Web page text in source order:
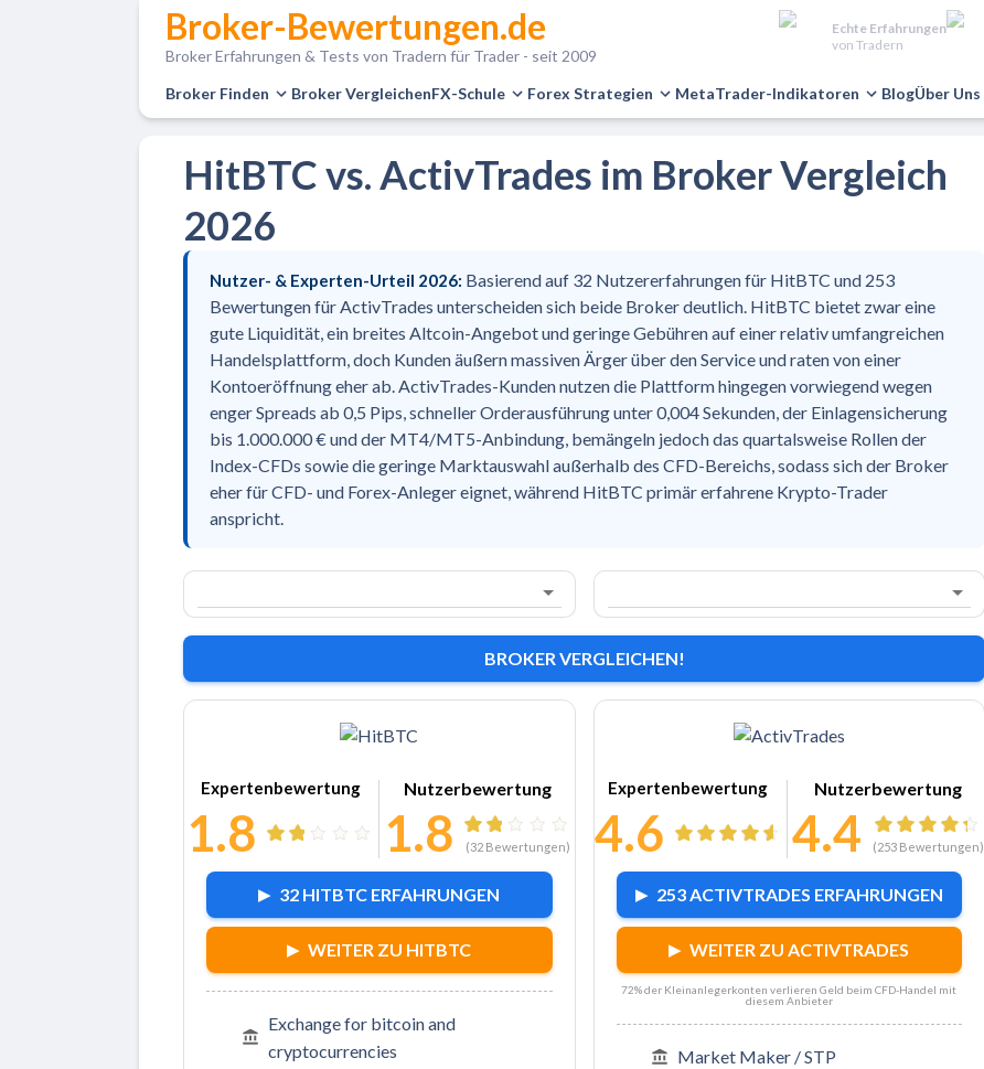
Broker-Bewertungen.de
Broker Erfahrungen & Tests von Tradern für Trader - seit 2009
Echte Erfahrungen
von Tradern
Broker Finden Broker VergleichenFX-Schule Forex Strategien MetaTrader-Indikatoren BlogÜber Uns
HitBTC vs. ActivTrades im Broker Vergleich
2026
Nutzer- & Experten-Urteil 2026: Basierend auf 32 Nutzererfahrungen für HitBTC und 253
Bewertungen für ActivTrades unterscheiden sich beide Broker deutlich. HitBTC bietet zwar eine
gute Liquidität, ein breites Altcoin-Angebot und geringe Gebühren auf einer relativ umfangreichen
Handelsplattform, doch Kunden äußern massiven Ärger über den Service und raten von einer
Kontoeröffnung eher ab. ActivTrades-Kunden nutzen die Plattform hingegen vorwiegend wegen
enger Spreads ab 0,5 Pips, schneller Orderausführung unter 0,004 Sekunden, der Einlagensicherung
bis 1.000.000 € und der MT4/MT5-Anbindung, bemängeln jedoch das quartalsweise Rollen der
Index-CFDs sowie die geringe Marktauswahl außerhalb des CFD-Bereichs, sodass sich der Broker
eher für CFD- und Forex-Anleger eignet, während HitBTC primär erfahrene Krypto-Trader
anspricht.
BROKER VERGLEICHEN!
Expertenbewertung
1.8
Nutzerbewertung
1.8 (32 Bewertungen)
32 HITBTC ERFAHRUNGEN
WEITER ZU HITBTC
Exchange for bitcoin and
cryptocurrencies
Zu ActivTrades
Expertenbewertung
4.6
Nutzerbewertung
4.4 (253Bewertungen)
253 ACTIVTRADES ERFAHRUNGEN
WEITER ZU ACTIVTRADES
72% der Kleinanlegerkonten verlieren Geld beim CFD-Handel mit
diesem Anbieter
Market Maker / STP